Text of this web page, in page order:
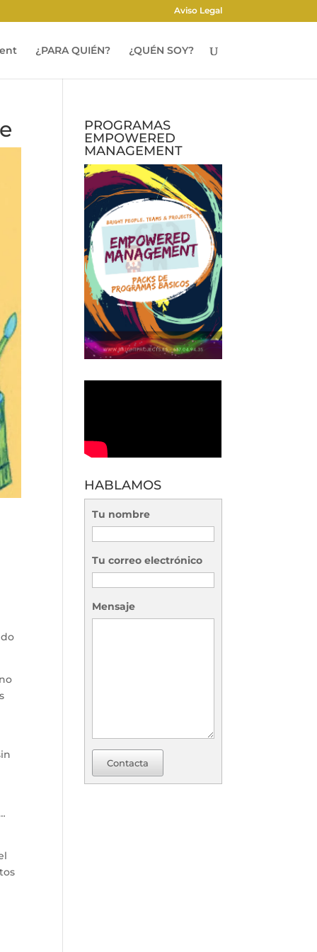
Aviso Legal
¿PARA QUIÉN? ¿QUÉN SOY?
PROGRAMAS
EMPOWERED
MANAGEMENT
HABLAMOS
Tu nombre
Tu correo electrónico
Mensaje
Contacta